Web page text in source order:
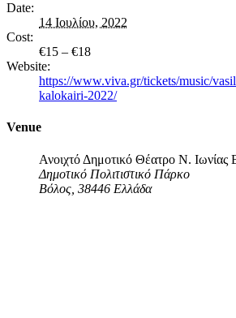
Date:
14 Ιουλίου, 2022
Cost:
€15 – €18
Website:
https://www.viva.gr/tickets/music/
kalokairi-2022/
Venue
Ανοιχτό Δημοτικό Θέατρο Ν. Ιωνίας
Δημοτικό Πολιτιστικό Πάρκο
Βόλος 38446 Ελλάδα